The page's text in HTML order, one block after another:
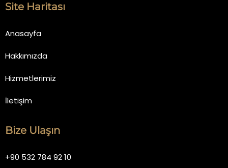
Site Haritası
Anasayfa
Hakkımızda
Hizmetlerimiz
İletişim
Bize Ulaşın
+90 532 784 92 10